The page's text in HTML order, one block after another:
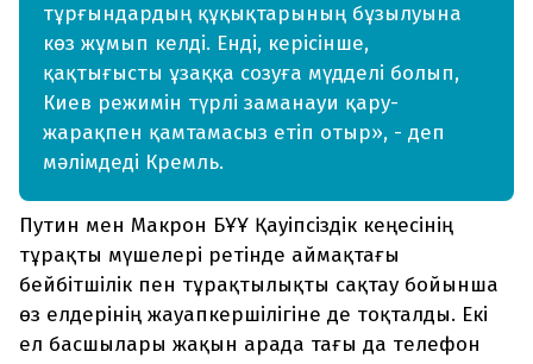
тұрғындардың құқықтарының бұзылуына
көз жұмып келді. Енді, керісінше,
қақтығысты ұзаққа созуға мүдделі болып,
Киев режимін түрлі заманауи қару-
жарақпен қамтамасыз етіп отыр», - деп
мәлімдеді Кремль.
Путин мен Макрон БҰҰ Қауіпсіздік кеңесінің
тұрақты мүшелері ретінде аймақтағы
бейбітшілік пен тұрақтылықты сақтау бойынша
өз елдерінің жауапкершілігіне де тоқталды. Екі
ел басшылары жақын арада тағы да телефон